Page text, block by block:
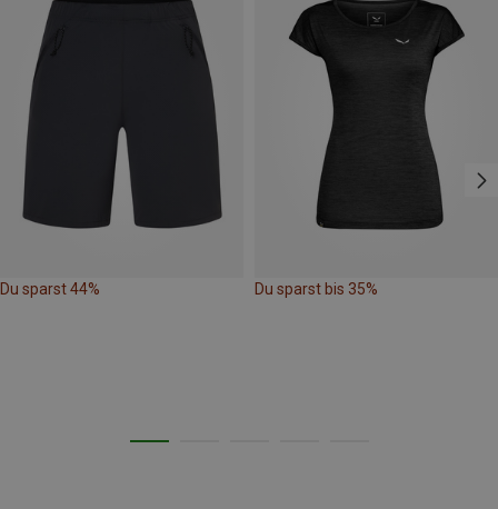
Du sparst 44% Du sparst bis 35%